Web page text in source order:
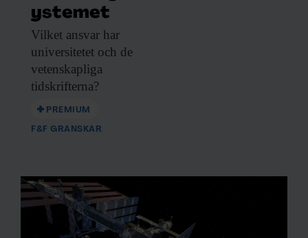
ystemet
Vilket ansvar har
universitetet och de
vetenskapliga
tidskrifterna?
PREMIUM
F&F GRANSKAR